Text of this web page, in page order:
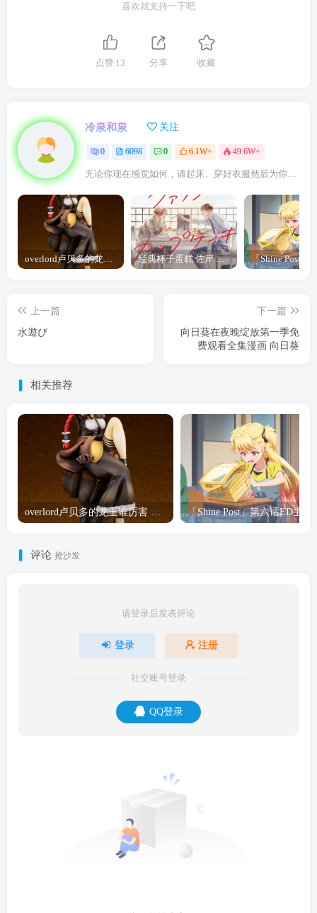
喜欢就支持一下吧
点赞 13 分享 收藏
冷泉和泉 关注
0 6098 0 6.1W+ 49.6W+
无论你现在感觉如何，请起床、穿好衣服然后为你的梦想而奋斗
overlord卢贝多的龙王谁厉害 「Overlord」露普斯蕾琪娜·贝塔手办开订 经典杯子蛋糕 佐岸 漫画「经典杯子蛋糕」宣布真人日剧化
上一篇
水遊び
下一篇
向日葵在夜晚绽放第一季免
费观看全集漫画 向日葵
相关推荐
评论 抢沙发
请登录后发表评论
登录 注册
社交账号登录
QQ登录